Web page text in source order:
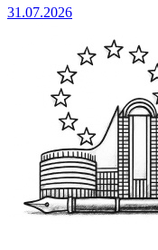
31.07.2026